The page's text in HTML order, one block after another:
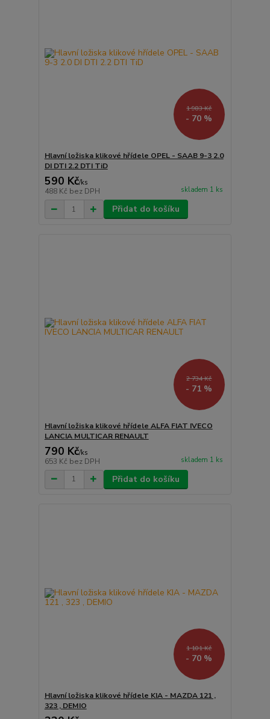
1 983 Kč
- 70 %
Hlavní ložiska klikové hřídele OPEL - SAAB 9-3 2.0
DI DTI 2.2 DTI TiD
590 Kč/ks
488 Kč bez DPH skladem 1 ks
Přidat do košíku
2 734 Kč
- 71 %
Hlavní ložiska klikové hřídele ALFA FIAT IVECO
LANCIA MULTICAR RENAULT
790 Kč/ks
653 Kč bez DPH skladem 1 ks
Přidat do košíku
1 101 Kč
- 70 %
Hlavní ložiska klikové hřídele KIA - MAZDA 121 ,
323 , DEMIO